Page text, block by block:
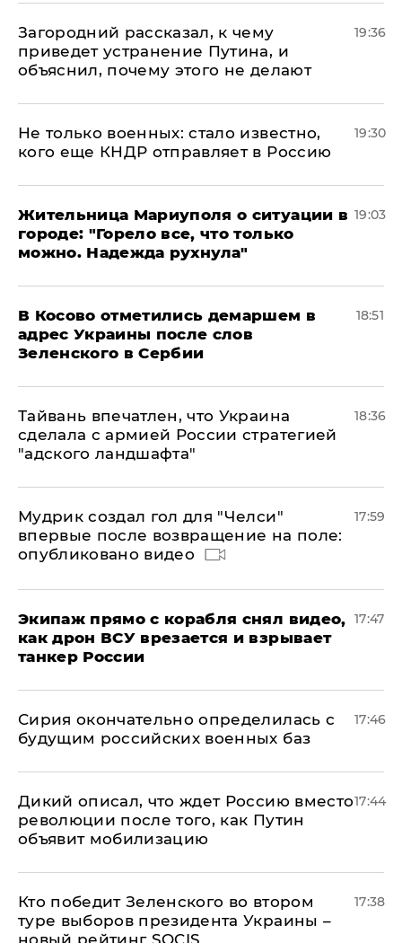
Загородний рассказал, к чему
приведет устранение Путина, и
объяснил, почему этого не делают
19:36
Не только военных: стало известно,
кого еще КНДР отправляет в Россию
19:30
Жительница Мариуполя о ситуации в
городе: "Горело все, что только
можно. Надежда рухнула"
19:03
В Косово отметились демаршем в
адрес Украины после слов
Зеленского в Сербии
18:51
Тайвань впечатлен, что Украина
сделала с армией России стратегией
"адского ландшафта"
18:36
Мудрик создал гол для "Челси"
впервые после возвращение на поле:
опубликовано видео
17:59
Экипаж прямо с корабля снял видео,
как дрон ВСУ врезается и взрывает
танкер России
17:47
Сирия окончательно определилась с
будущим российских военных баз
17:46
Дикий описал, что ждет Россию вместо
революции после того, как Путин
объявит мобилизацию
17:44
Кто победит Зеленского во втором
туре выборов президента Украины –
новый рейтинг SOCIS
17:38